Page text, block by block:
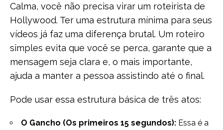
Calma, você não precisa virar um roteirista de
Hollywood. Ter uma estrutura mínima para seus
vídeos já faz uma diferença brutal. Um roteiro
simples evita que você se perca, garante que a
mensagem seja clara e, o mais importante,
ajuda a manter a pessoa assistindo até o final.
Pode usar essa estrutura básica de três atos:
O Gancho (Os primeiros 15 segundos): Essa é a